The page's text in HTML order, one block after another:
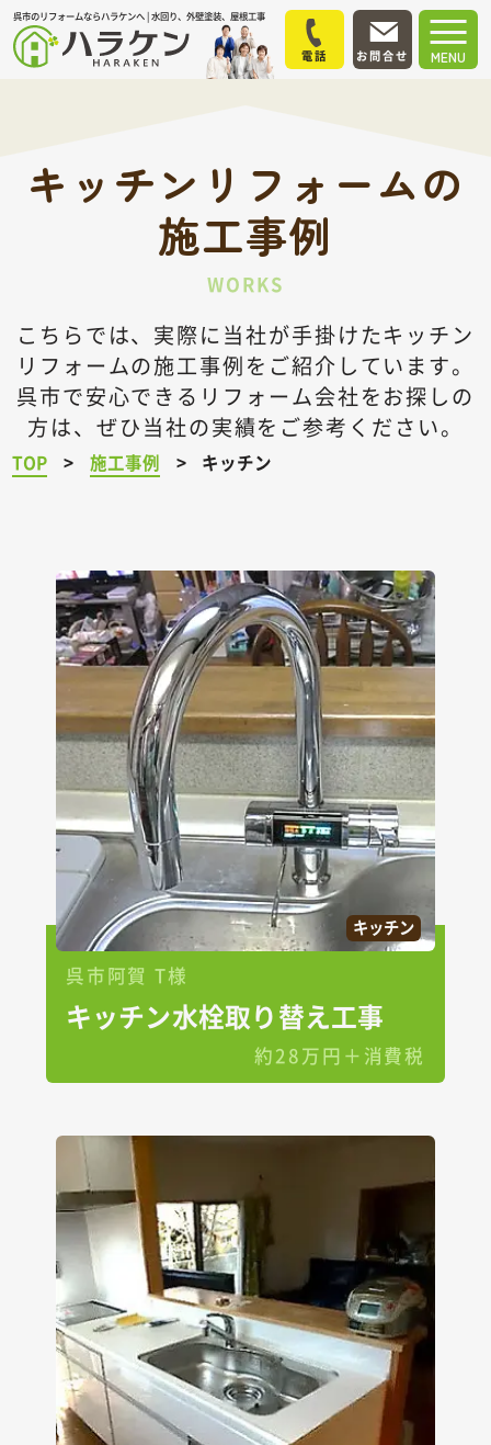
呉市のリフォームならハラケンへ | 水回り、外壁塗装、屋根工事
MENU
電話 お問合せ
キッチンリフォームの
施工事例
WORKS
こちらでは、実際に当社が手掛けたキッチン
リフォームの施工事例をご紹介しています。
呉市で安心できるリフォーム会社をお探しの
方は、ぜひ当社の実績をご参考ください。
TOP 施工事例 キッチン
キッチン
呉市阿賀 T様
キッチン水栓取り替え工事
約28万円＋消費税